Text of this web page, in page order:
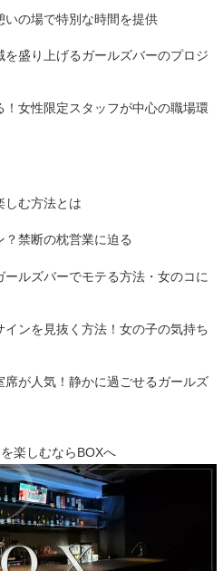
の場で特別な時間を提供
盛り上げるガールズバーのプロジ
女性限定スタッフが中心の職場環
しむ方法とは
禁断の枕営業に迫る
ールズバーでモテる方法・女のコに
ンを見抜く方法！女の子の気持ち
が人気！静かに過ごせるガールズ
楽しむならBOXへ